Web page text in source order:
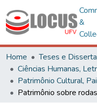
&
Home
Teses e